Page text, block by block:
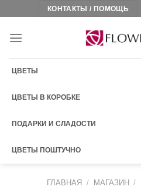
content
КОНТАКТЫ / ПОМОЩЬ
ЦВЕТЫ
ЦВЕТЫ В КОРОБКЕ
ПОДАРКИ И СЛАДОСТИ
ЦВЕТЫ ПОШТУЧНО
ГЛАВНАЯ / МАГАЗИН /